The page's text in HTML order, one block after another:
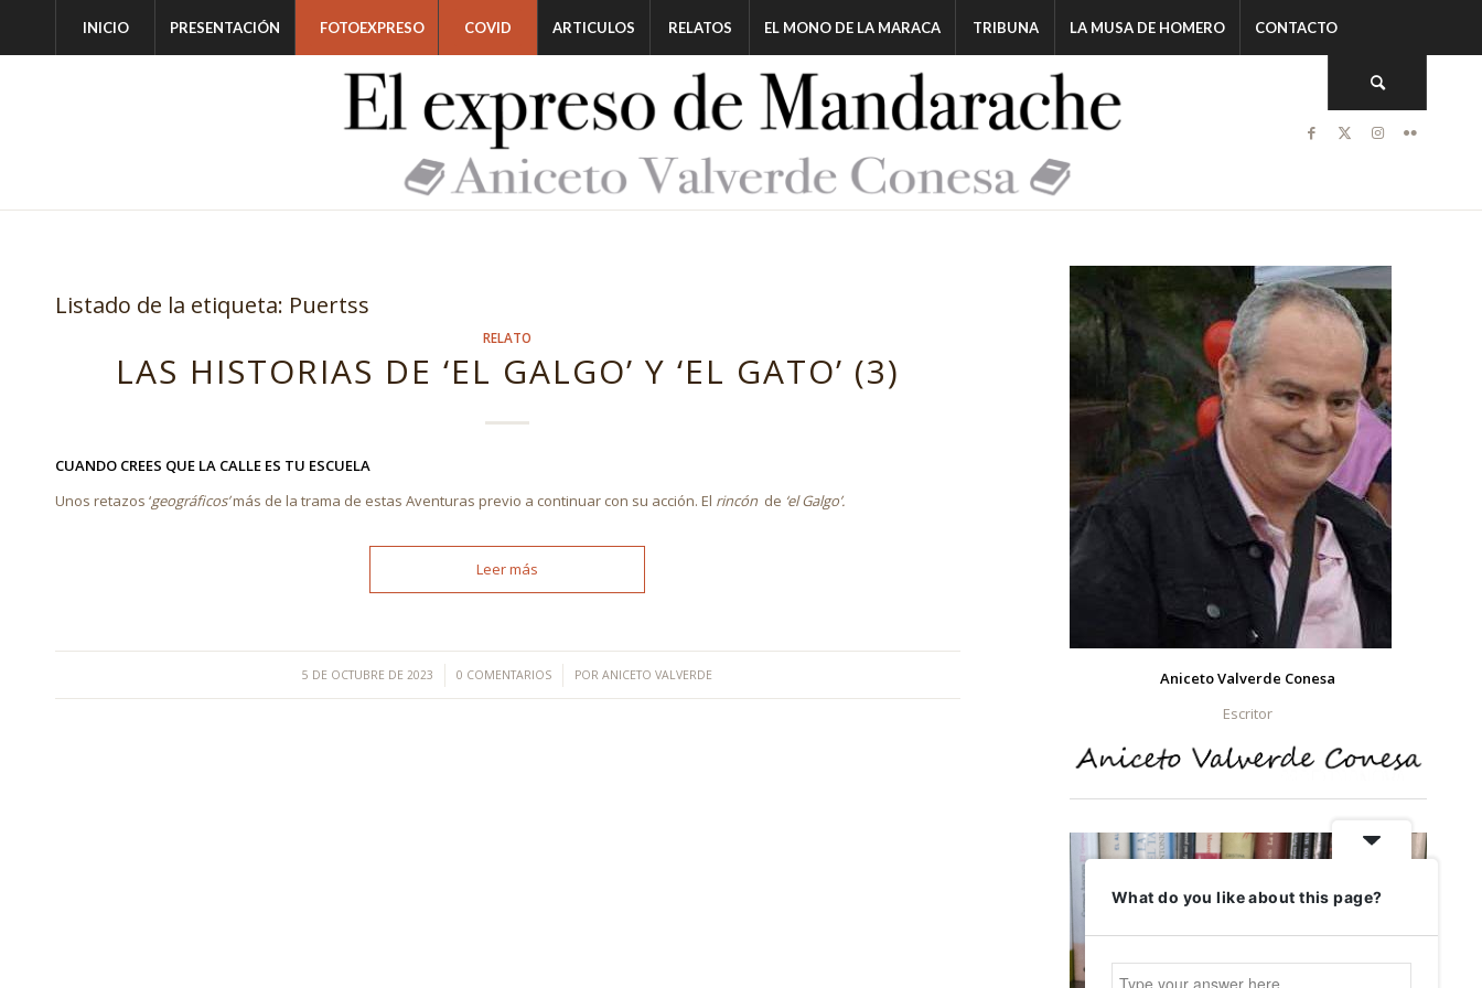
INICIO PRESENTACIÓN FOTOEXPRESO COVID ARTICULOS RELATOS EL MONO DE LA MARACA TRIBUNA LA MUSA DE HOMERO CONTACTO
Listado de la etiqueta: Puertss
RELATO
LAS HISTORIAS DE ‘EL GALGO’ Y ‘EL GATO’ (3)
CUANDO CREES QUE LA CALLE ES TU ESCUELA
Unos retazos ‘geográficos’más de la trama de estas Aventuras previo a continuar con su acción. El rincón de ‘el Galgo’.
Leer más
5 DE OCTUBRE DE 2023
/ 0 COMENTARIOS
/ PORANICETO VALVERDE
Aniceto Valverde Conesa
Escritor
What do you like about this page?